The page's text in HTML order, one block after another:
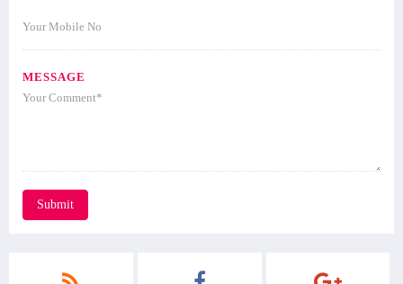
MESSAGE
Submit